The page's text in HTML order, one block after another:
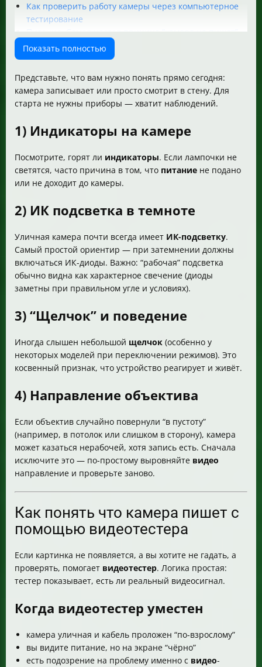
Как проверить работу камеры через компьютерное
тестирование
Проверка разъёмов питания и контактов
Как предотвратить замыкания видео и питания
BNC и питания
Как смоделировать включение ИК-подсветки
Если всё проверили. Что делать дальше
Разница AHD и IP простыми словами
ориентироваться
Качество картинки и ночная дальность. От чего
зависят
Корпуса камер и форм-факторы
ИК
Сколько камер. Про комплекты AHD и IP
Онлайн и мобильные устройства. Как получить
доступ к системе
Запись. Зачем нужен доступ к архиву
Как посмотреть записи через приложение
Если записи на карте памяти или жестком диске
Частые проблемы при просмотре записей
Безопасность данных. Как хранить надёжно
всех проверок
Мини-чеклист для ответа на запрос “как понять что
камера уличная пишет”
Показать полностью
Представьте, что вам нужно понять прямо сегодня:
камера записывает или просто смотрит в стену. Для
старта не нужны приборы — хватит наблюдений.
1) Индикаторы на камере
Посмотрите, горят ли индикаторы. Если лампочки не
светятся, часто причина в том, что питание не подано
или не доходит до камеры.
2) ИК подсветка в темноте
Уличная камера почти всегда имеет ИК-подсветку.
Самый простой ориентир — при затемнении должны
включаться ИК-диоды. Важно: “рабочая” подсветка
обычно видна как характерное свечение (диоды
заметны при правильном угле и условиях).
3) “Щелчок” и поведение
Иногда слышен небольшой щелчок (особенно у
некоторых моделей при переключении режимов). Это
косвенный признак, что устройство реагирует и живёт.
4) Направление объектива
Если объектив случайно повернули “в пустоту”
(например, в потолок или слишком в сторону), камера
может казаться нерабочей, хотя запись есть. Сначала
исключите это — по-простому выровняйте видео
направление и проверьте заново.
Как понять что камера пишет с
помощью видеотестера
Если картинка не появляется, а вы хотите не гадать, а
проверять, помогает видеотестер. Логика простая:
тестер показывает, есть ли реальный видеосигнал.
Когда видеотестер уместен
камера уличная и кабель проложен “по-взрослому”
вы видите питание, но на экране “чёрно”
есть подозрение на проблему именно с видео-